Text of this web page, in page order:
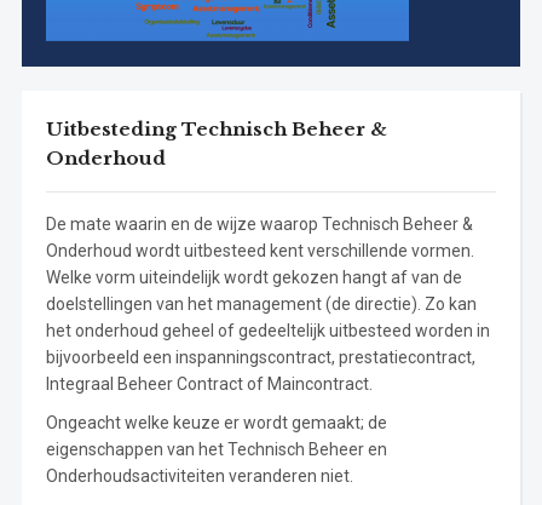
Uitbesteding Technisch Beheer &
Onderhoud
De mate waarin en de wijze waarop Technisch Beheer &
Onderhoud wordt uitbesteed kent verschillende vormen.
Welke vorm uiteindelijk wordt gekozen hangt af van de
doelstellingen van het management (de directie). Zo kan
het onderhoud geheel of gedeeltelijk uitbesteed worden in
bijvoorbeeld een inspanningscontract, prestatiecontract,
Integraal Beheer Contract of Maincontract.
Ongeacht welke keuze er wordt gemaakt; de
eigenschappen van het Technisch Beheer en
Onderhoudsactiviteiten veranderen niet.